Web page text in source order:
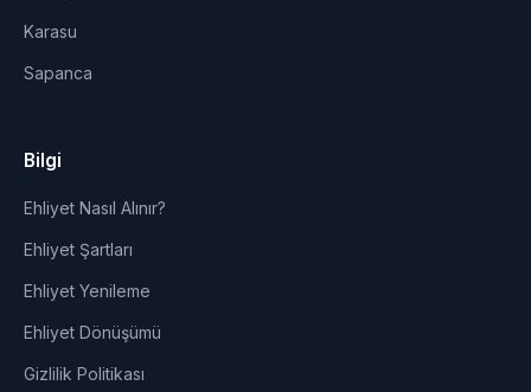
Karasu
Sapanca
Bilgi
Ehliyet Nasıl Alınır?
Ehliyet Şartları
Ehliyet Yenileme
Ehliyet Dönüşümü
Gizlilik Politikası